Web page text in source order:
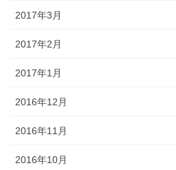
2017年3月
2017年2月
2017年1月
2016年12月
2016年11月
2016年10月